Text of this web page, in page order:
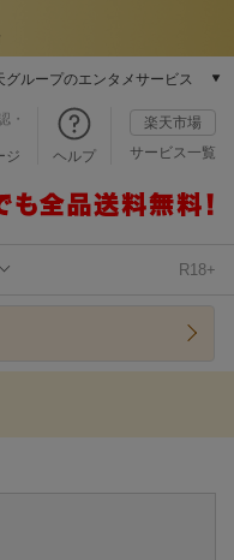
グループのエンタメサービス
本/ゲーム/CD/DVD
楽天ブックス
楽天Kobo
・
ジ
ヘルプ
楽天市場
サービス一覧
R18+